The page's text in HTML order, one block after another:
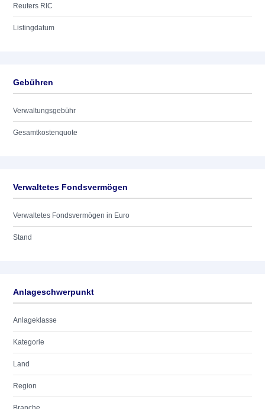
Reuters RIC
Listingdatum
Gebühren
Verwaltungsgebühr
Gesamtkostenquote
Verwaltetes Fondsvermögen
Verwaltetes Fondsvermögen in Euro
Stand
Anlageschwerpunkt
Anlageklasse
Kategorie
Land
Region